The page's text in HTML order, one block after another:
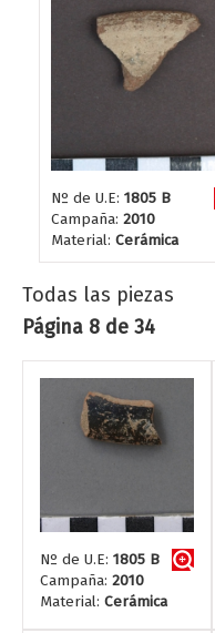
Nº de U.E: 1805 B
Campaña: 2010
Material: Cerámica
Todas las piezas
Página 8 de 34
Nº de U.E: 1805 B
Campaña: 2010
Material: Cerámica